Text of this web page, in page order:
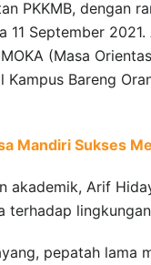
PKKMB, dengan
11 September
(Masa
Kampus Bareng
Mandiri Sukses
akademik, Arif
terhadap
pepatah lama